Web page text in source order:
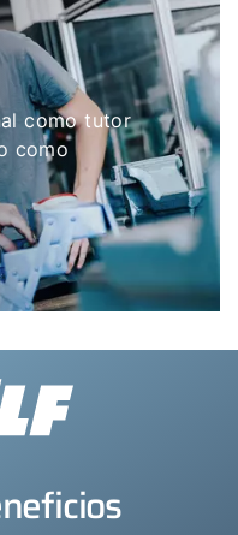
como tutor
como